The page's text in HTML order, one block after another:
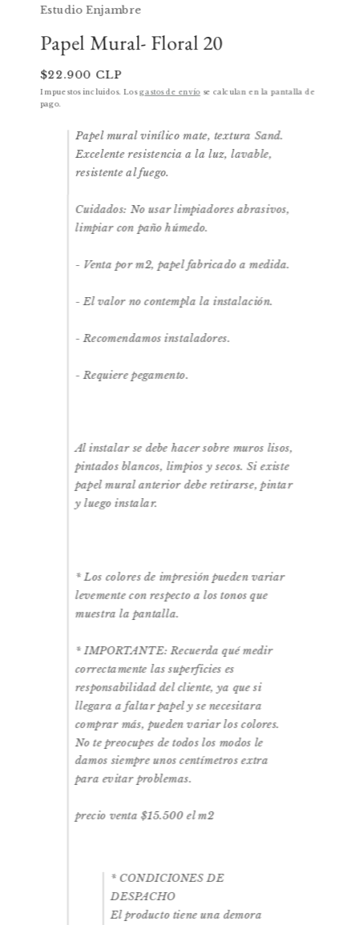
multimedia
1
una
ventana
modal
Estudio Enjambre
Papel Mural- Floral 20
Precio
habitual
$22.900 CLP
Impuestos incluidos. Losgastos de envíose calculan en la pantalla de
pago.
Papel mural vinílico mate, textura Sand.
Excelente resistencia a la luz, lavable,
resistente al fuego.
Cuidados: No usar limpiadores abrasivos,
limpiar con paño húmedo.
- Venta por m2, papel fabricado a medida.
- El valor no contempla la instalación.
- Recomendamos instaladores.
- Requiere pegamento.
Al instalar se debe hacer sobre muros lisos,
pintados blancos, limpios y secos.Si existe
papel mural anterior debe retirarse, pintar
y luego instalar.
* Los colores de impresión pueden variar
levemente con respecto a los tonos que
muestra la pantalla.
* IMPORTANTE: Recuerda qué medir
correctamente las superficies es
responsabilidad del cliente, ya que si
llegara a faltar papel y se necesitara
comprar más, pueden variar los colores.
No te preocupes de todos los modos le
damos siempre unos centímetros extra
para evitar problemas.
precio venta $15.500 el m2
* CONDICIONES DE
DESPACHO
El producto tiene una demora